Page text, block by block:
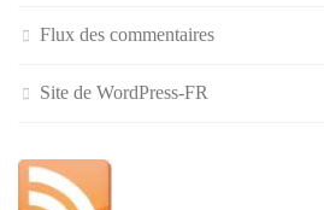
Flux des commentaires
Site de WordPress-FR